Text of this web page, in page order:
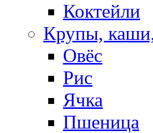
Коктейли
Крупы,
Овёс
Рис
Ячка
Пшеница